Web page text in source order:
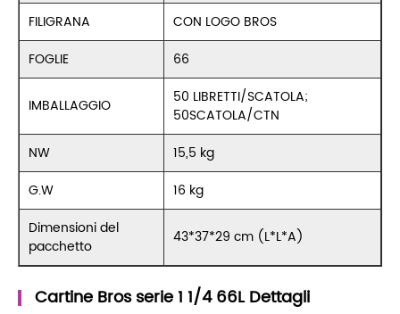
FILIGRANA
CON LOGO BROS
FOGLIE
66
IMBALLAGGIO
50 LIBRETTI/SCATOLA;
50SCATOLA/CTN
NW
15,5 kg
G.W
16 kg
Dimensioni del
pacchetto
43*37*29 cm (L*L*A)
Cartine Bros serie 1 1/4 66L Dettagli